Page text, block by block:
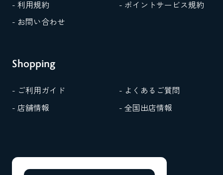
- 利用規約
- ポイントサービス規約
- お問い合わせ
Shopping
- ご利用ガイド
- よくあるご質問
- 店舗情報
- 全国出店情報